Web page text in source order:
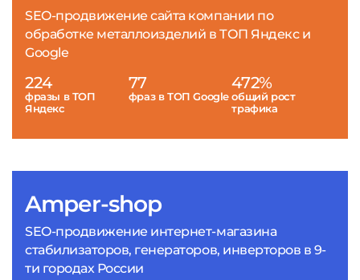
Amper-shop
SEO-продвижение интернет-магазина
стабилизаторов, генераторов, инверторов в 9-
ти городах России
SEO-продвижение сайта компании по
обработке металлоизделий в ТОП Яндекс и
Google
224
фразы в ТОП
Яндекс
77
фраз в ТОП Google
472%
общий рост
трафика